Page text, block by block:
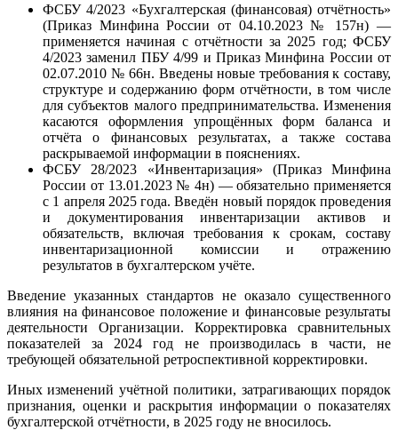
ФСБУ 4/2023 «Бухгалтерская (финансовая) отчётность»
(Приказ Минфина России от 04.10.2023 № 157н) —
применяется начиная с отчётности за 2025 год; ФСБУ
4/2023 заменил ПБУ 4/99 и Приказ Минфина России от
02.07.2010 № 66н. Введены новые требования к составу,
структуре и содержанию форм отчётности, в том числе
для субъектов малого предпринимательства. Изменения
касаются оформления упрощённых форм баланса и
отчёта о финансовых результатах, а также состава
раскрываемой информации в пояснениях.
ФСБУ 28/2023 «Инвентаризация» (Приказ Минфина
России от 13.01.2023 № 4н) — обязательно применяется
с 1 апреля 2025 года. Введён новый порядок проведения
и документирования инвентаризации активов и
обязательств, включая требования к срокам, составу
инвентаризационной комиссии и отражению
результатов в бухгалтерском учёте.
Введение указанных стандартов не оказало существенного
влияния на финансовое положение и финансовые результаты
деятельности Организации. Корректировка сравнительных
показателей за 2024 год не производилась в части, не
требующей обязательной ретроспективной корректировки.
Иных изменений учётной политики, затрагивающих порядок
признания, оценки и раскрытия информации о показателях
бухгалтерской отчётности, в 2025 году не вносилось.